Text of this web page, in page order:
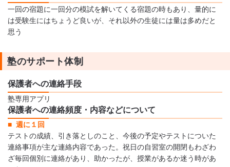
一回の宿題に一回分の模試を解いてくる宿題の時もあり、量的に
は受験生にはちょうど良いが、それ以外の生徒には量は多めだと
思う
塾のサポート体制
保護者への連絡手段
塾専用アプリ
保護者への連絡頻度・内容などについて
週に１回
テストの成績、引き落としのこと、今後の予定やテストについた
連絡事項が主な連絡内容であった。祝日の自習室の開閉もわざわ
ざ毎回個別に連絡があり、助かったが、授業があるか迷う時があ